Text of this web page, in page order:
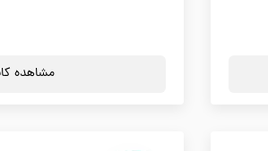
مشاهده